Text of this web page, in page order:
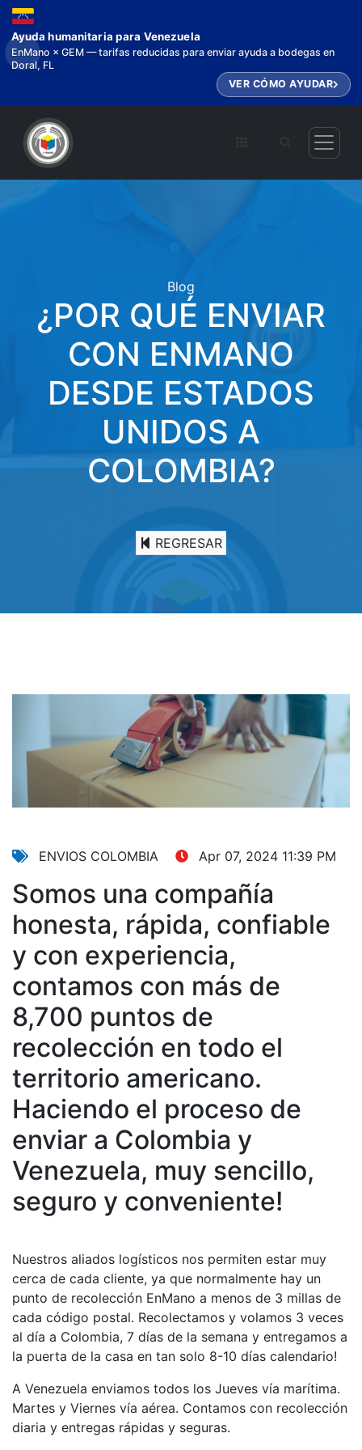
Ayuda humanitaria para Venezuela
EnMano × GEM — tarifas reducidas para enviar ayuda a bodegas en
Doral, FL
VER CÓMO AYUDAR
Blog
¿POR QUÉ ENVIAR
CON ENMANO
DESDE ESTADOS
UNIDOS A
COLOMBIA?
REGRESAR
ENVIOS COLOMBIA Apr 07, 2024 11:39 PM
Somos una compañía
honesta, rápida, confiable
y con experiencia,
contamos con más de
8,700 puntos de
recolección en todo el
territorio americano.
Haciendo el proceso de
enviar a Colombia y
Venezuela, muy sencillo,
seguro y conveniente!
Nuestros aliados logísticos nos permiten estar muy
cerca de cada cliente, ya que normalmente hay un
punto de recolección EnMano a menos de 3 millas de
cada código postal. Recolectamos y volamos 3 veces
al día a Colombia, 7 días de la semana y entregamos a
la puerta de la casa en tan solo 8-10 días calendario!
A Venezuela enviamos todos los Jueves vía marítima.
Martes y Viernes vía aérea. Contamos con recolección
diaria y entregas rápidas y seguras.